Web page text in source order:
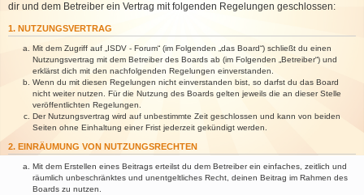
dir und dem Betreiber ein Vertrag mit folgenden Regelungen geschlossen:
1. NUTZUNGSVERTRAG
Mit dem Zugriff auf „ISDV - Forum“ (im Folgenden „das Board“) schließt du einen
Nutzungsvertrag mit dem Betreiber des Boards ab (im Folgenden „Betreiber“) und
erklärst dich mit den nachfolgenden Regelungen einverstanden.
Wenn du mit diesen Regelungen nicht einverstanden bist, so darfst du das Board
nicht weiter nutzen. Für die Nutzung des Boards gelten jeweils die an dieser Stelle
veröffentlichten Regelungen.
Der Nutzungsvertrag wird auf unbestimmte Zeit geschlossen und kann von beiden
Seiten ohne Einhaltung einer Frist jederzeit gekündigt werden.
2. EINRÄUMUNG VON NUTZUNGSRECHTEN
Mit dem Erstellen eines Beitrags erteilst du dem Betreiber ein einfaches, zeitlich und
räumlich unbeschränktes und unentgeltliches Recht, deinen Beitrag im Rahmen des
Boards zu nutzen.